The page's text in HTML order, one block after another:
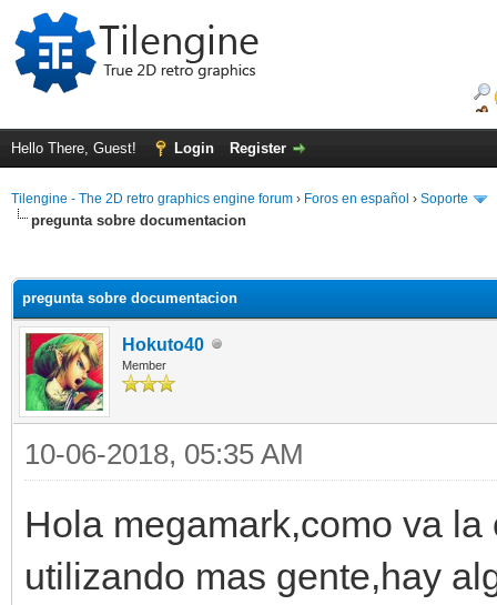
Hello There, Guest! Login Register
Tilengine - The 2D retro graphics engine forum › Foros en español › Soporte
pregunta sobre documentacion
pregunta sobre documentacion
Hokuto40
Member
10-06-2018, 05:35 AM
Hola megamark,como va
utilizando mas gente,hay